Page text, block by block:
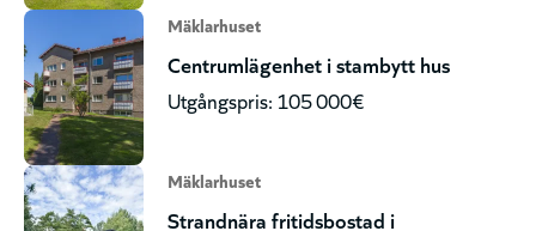
Mäklarhuset
Centrumlägenhet i stambytt hus
Utgångspris: 105 000€
Mäklarhuset
Strandnära fritidsbostad i